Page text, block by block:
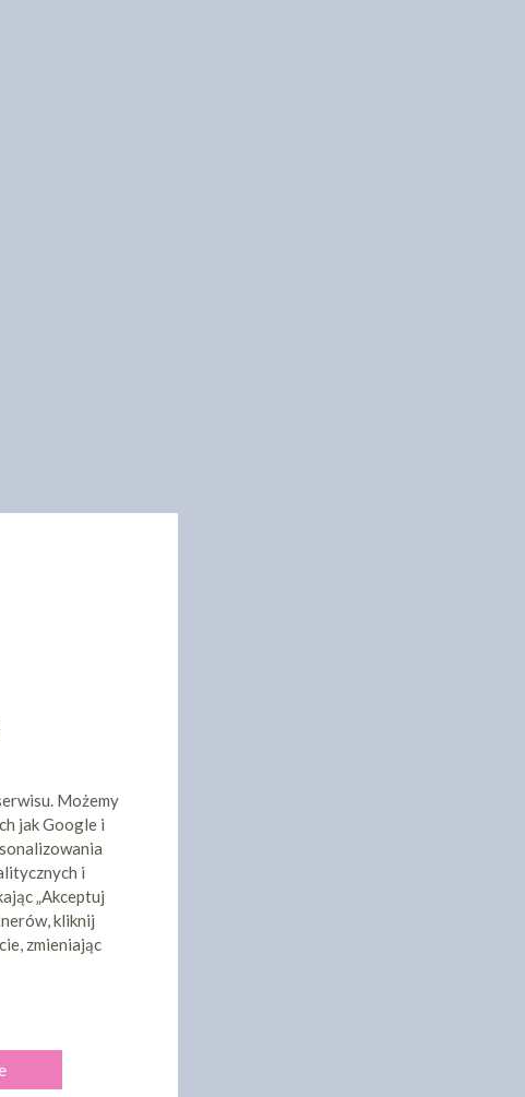
Możemy
jak Google i
i
„Akceptuj
kliknij
zmieniając